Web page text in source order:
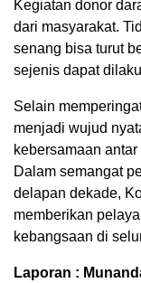
Kegiatan donor
dari masyarakat.
senang bisa turut
sejenis dapat
Selain
menjadi wujud
kebersamaan
Dalam semangat
delapan dekade,
memberikan
kebangsaan di
Laporan :